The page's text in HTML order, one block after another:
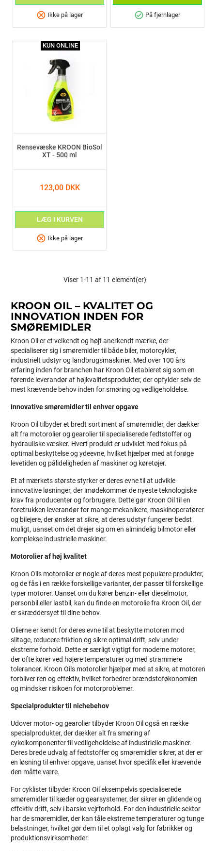
cancel Ikke på lager check_circle På fjernlager
Rensevæske KROON BioSol
XT - 500 ml
123,00 DKK
LÆG I KURVEN
cancel Ikke på lager
KUN ONLINE
Viser 1-11 af 11 element(er)
KROON OIL – KVALITET OG
INNOVATION INDEN FOR
SMØREMIDLER
Kroon Oil er et velkendt og højt anerkendt mærke, der
specialiserer sig i smøremidler til både biler, motorcykler,
industrielt udstyr og landbrugsmaskiner. Med over 100 års
erfaring inden for branchen har Kroon Oil etableret sig som en
førende leverandør af højkvalitetsprodukter, der opfylder selv de
mest krævende behov inden for smøring og vedligeholdelse.
Innovative smøremidler til enhver opgave
Kroon Oil tilbyder et bredt sortiment af smøremidler, der dækker
alt fra motorolier og gearolier til specialiserede fedtstoffer og
hydrauliske væsker. Hvert produkt er udviklet med fokus på
optimal beskyttelse og ydeevne, hvilket hjælper med at forøge
levetiden og pålideligheden af maskiner og køretøjer.
Et af mærkets største styrker er deres evne til at udvikle
innovative løsninger, der imødekommer de nyeste teknologiske
krav fra producenter og forbrugere. Dette gør Kroon Oil til en
foretrukken leverandør for mange mekanikere, maskinoperatører
og bilejere, der ønsker at sikre, at deres udstyr fungerer bedst
muligt, uanset om det drejer sig om en almindelig bilmotor eller
komplekse industrielle maskiner.
Motorolier af høj kvalitet
Kroon Oils motorolier er nogle af deres mest populære produkter,
og de fås i en række forskellige varianter, der passer til forskellige
typer motorer. Uanset om du kører benzin- eller dieselmotor,
personbil eller lastbil, kan du finde en motorolie fra Kroon Oil, der
er skræddersyet til dine behov.
Olierne er kendt for deres evne til at beskytte motoren mod
slitage, reducere friktion og sikre optimal drift, selv under
ekstreme forhold. Dette er særligt vigtigt for moderne motorer,
der ofte kører ved højere temperaturer og med strammere
tolerancer. Kroon Oils motorolier hjælper med at sikre, at motoren
forbliver ren og effektiv, hvilket forbedrer brændstoføkonomien
og mindsker risikoen for motorproblemer.
Specialprodukter til nichebehov
Udover motor- og gearolier tilbyder Kroon Oil også en række
specialprodukter, der dækker alt fra smøring af
cykelkomponenter til vedligeholdelse af industrielle maskiner.
Deres brede udvalg af fedtstoffer og smøremidler sikrer, at der er
en løsning til enhver opgave, uanset hvor specifik eller krævende
den måtte være.
For cyklister tilbyder Kroon Oil eksempelvis specialiserede
smøremidler til kæder og gearsystemer, der sikrer en glidende og
effektiv drift, selv i barske vejrforhold. For den industrielle sektor
har de smøremidler, der kan tåle ekstreme temperaturer og tunge
belastninger, hvilket gør dem til et oplagt valg for fabrikker og
produktionsvirksomheder.